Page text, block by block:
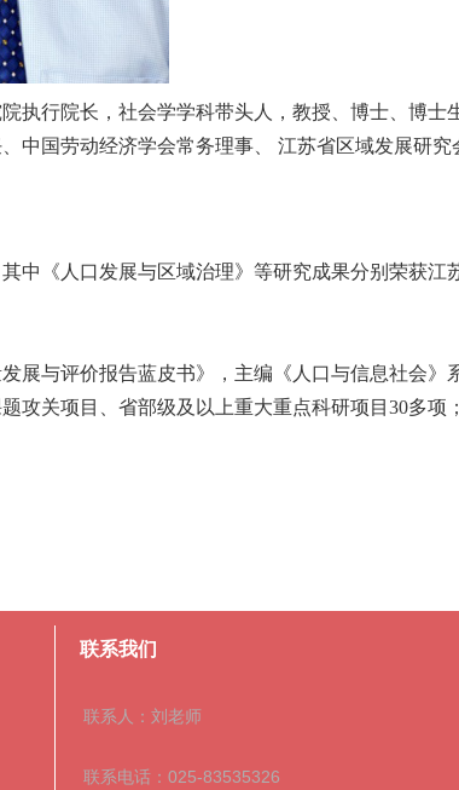
执行院长，社会学学科带头人，教授、博士、博士
国劳动经济学会常务理事、 江苏省区域发展研究
中《人口发展与区域治理》等研究成果分别荣获江
展与评价报告蓝皮书》
，主编《人口与信息社会》
攻关项目、省部级及以上重大重点科研项目30多项 ；
联系我们
联系人：刘老师
联系电话：025-83535326